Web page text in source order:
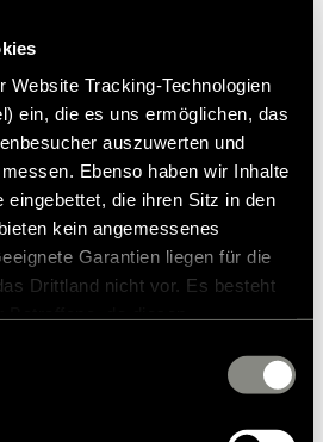
Website Tracking-Technologien
ein, die es uns ermöglichen, das
auszuwerten und
Ebenso haben wir Inhalte
eingebettet, die ihren Sitz in den
kein angemessenes
Garantien liegen für die
Drittland nicht vor. Es besteht
können Daten für
Informationen finden Sie in
waar we van
gemakkelijk en
maximaal toegestane
Ondanks de forse
aangenaam. De